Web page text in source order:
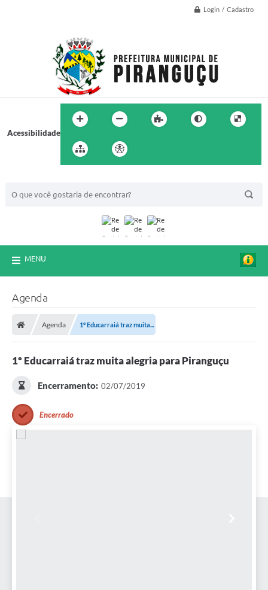
Login / Cadastro
Acessibilidade
MENU
Agenda
Agenda 1º Educarraiá traz muita...
1º Educarraiá traz muita alegria para Piranguçu
Encerramento: 02/07/2019
Encerrado